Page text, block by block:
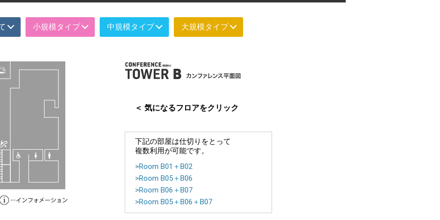
小規模タイプ 中規模タイプ 大規模タイプ
＜ 気になるフロアをクリック
下記の部屋は仕切りをとって
複数利用が可能です。
>Room B01＋B02
>Room B05＋B06
>Room B06＋B07
>Room B05＋B06＋B07